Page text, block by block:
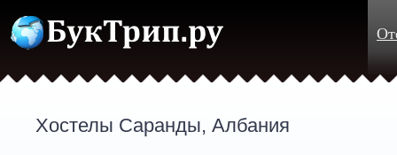
Хостелы Саранды, Албания